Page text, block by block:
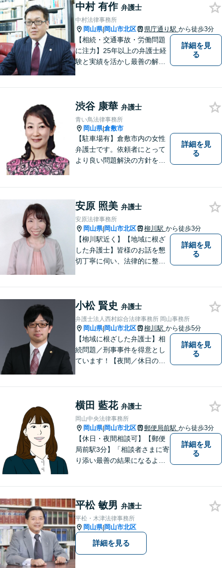
中村 有作 弁護士
中村法律事務所
岡山県|岡山市北区 県庁通り駅 から徒歩3分
【相続・交通事故・労働問題
に注力】25年以上の弁護士経
験と実績を活かし最善の解決
詳細を見
る
渋谷 康華 弁護士
青い鳥法律事務所
岡山県|倉敷市
【駐車場有】倉敷市内の女性
弁護士です。依頼者にとって
より良い問題解決の方針を示
ご相談が納得のいく解決への
第一歩です。お一人で悩まず
に、お気軽にご相談くださ
い。
詳細を見
る
安原 照美 弁護士
安原法律事務所
岡山県|岡山市北区 柳川駅 から徒歩3分
【柳川駅近く】【地域に根ざ
した弁護士】皆様のお話を懇
切丁寧に伺い、法律的に整理
少しでも解決されますよう，
誠心誠意努力いたす所存で
す。皆様方のご来所をお待ち
しております。
詳細を見
る
小松 賢史 弁護士
弁護士法人西村綜合法律事務所 岡山事務所
岡山県|岡山市北区 柳川駅 から徒歩5分
【地域に根ざした弁護士】相
続問題／刑事事件を得意とし
ています！【夜間／休日の相
詳細を見
る
横田 藍花 弁護士
岡山中央法律事務所
岡山県|岡山市北区 郵便局前駅 から徒歩3分
【休日・夜間相談可】【郵便
局前駅3分】「相談者さまに寄
り添い最善の結果になるよう
よる不当な取り調べや身体拘
束から、依頼者さまの利益を
守ります【完全個室相談】
詳細を見
る
平松 敏男 弁護士
平松・木津法律事務所
岡山県|岡山市北区
詳細を見る